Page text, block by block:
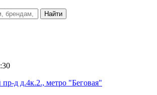
д д.4к.2., метро "Беговая"